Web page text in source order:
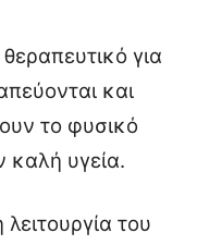
θεραπευτικό για
και
το φυσικό
υγεία.
λειτουργία του